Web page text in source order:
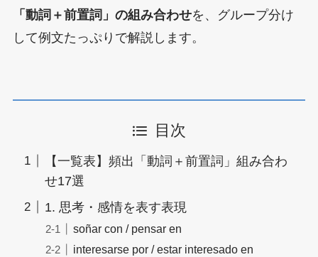
「動詞＋前置詞」の組み合わせを、グループ分け
して例文たっぷりで解説します。
目次
【一覧表】頻出「動詞＋前置詞」組み合わ
せ17選
1. 思考・感情を表す表現
soñar con / pensar en
interesarse por / estar interesado en